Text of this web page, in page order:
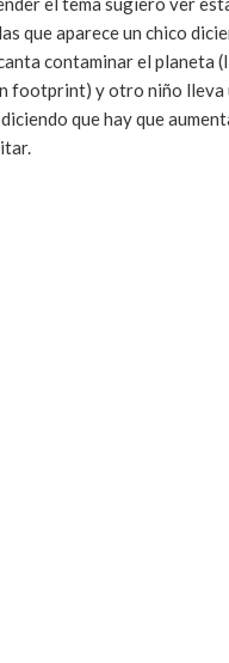
que aparece un chico
contaminar el planeta
footprint) y otro niño lleva
que hay que